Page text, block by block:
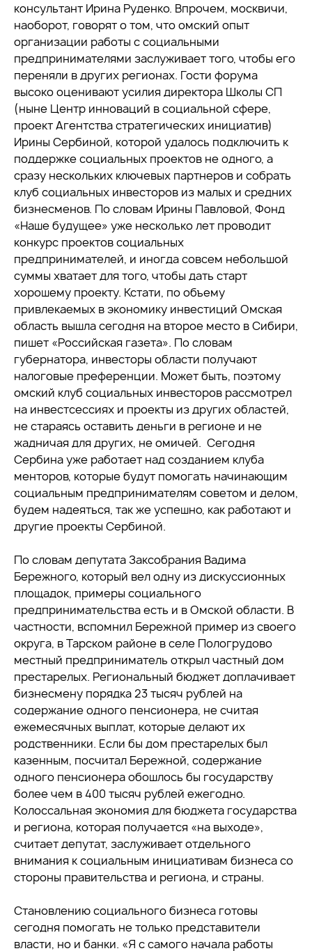
консультант Ирина Руденко. Впрочем, москвичи,
наоборот, говорят о том, что омский опыт
организации работы с социальными
предпринимателями заслуживает того, чтобы его
переняли в других регионах. Гости форума
высоко оценивают усилия директора Школы СП
(ныне Центр инноваций в социальной сфере,
проект Агентства стратегических инициатив)
Ирины Сербиной, которой удалось подключить к
поддержке социальных проектов не одного, а
сразу нескольких ключевых партнеров и собрать
клуб социальных инвесторов из малых и средних
бизнесменов. По словам Ирины Павловой, Фонд
«Наше будущее» уже несколько лет проводит
конкурс проектов социальных
предпринимателей, и иногда совсем небольшой
суммы хватает для того, чтобы дать старт
хорошему проекту. Кстати, по объему
привлекаемых в экономику инвестиций Омская
область вышла сегодня на второе место в Сибири,
пишет «Российская газета». По словам
губернатора, инвесторы области получают
налоговые преференции. Может быть, поэтому
омский клуб социальных инвесторов рассмотрел
на инвестсессиях и проекты из других областей,
не стараясь оставить деньги в регионе и не
жадничая для других, не омичей. Сегодня
Сербина уже работает над созданием клуба
менторов, которые будут помогать начинающим
социальным предпринимателям советом и делом,
будем надеяться, так же успешно, как работают и
другие проекты Сербиной.
По словам депутата Заксобрания Вадима
Бережного, который вел одну из дискуссионных
площадок, примеры социального
предпринимательства есть и в Омской области. В
частности, вспомнил Бережной пример из своего
округа, в Тарском районе в селе Пологрудово
местный предприниматель открыл частный дом
престарелых. Региональный бюджет доплачивает
бизнесмену порядка 23 тысяч рублей на
содержание одного пенсионера, не считая
ежемесячных выплат, которые делают их
родственники. Если бы дом престарелых был
казенным, посчитал Бережной, содержание
одного пенсионера обошлось бы государству
более чем в 400 тысяч рублей ежегодно.
Колоссальная экономия для бюджета государства
и региона, которая получается «на выходе»,
считает депутат, заслуживает отдельного
внимания к социальным инициативам бизнеса со
стороны правительства и региона, и страны.
Становлению социального бизнеса готовы
сегодня помогать не только представители
власти, но и банки. «Я с самого начала работы